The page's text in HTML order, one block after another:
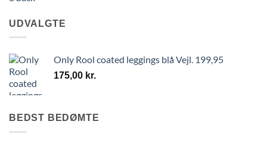
UDVALGTE
Only Rool coated leggings blå Vejl. 199,95
175,00 kr.
BEDST BEDØMTE